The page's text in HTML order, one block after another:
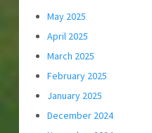
May 2025
April 2025
March 2025
February 2025
January 2025
December 2024